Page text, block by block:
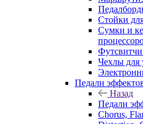
Стойки
Сумки и
Чехлы для
Педали
Назад
Педали
Chorus,